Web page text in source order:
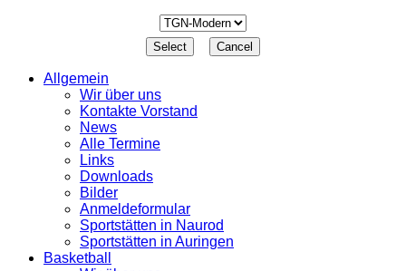
Allgemein
Wir über uns
Kontakte Vorstand
News
Alle Termine
Links
Downloads
Bilder
Anmeldeformular
Sportstätten in Naurod
Sportstätten in Auringen
Basketball